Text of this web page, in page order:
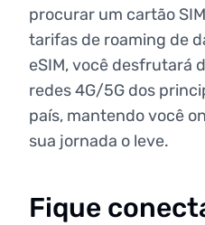
procurar um cartão
tarifas de roaming de
eSIM, você desfrutará
redes 4G/5G dos
país, mantendo você
sua jornada o leve.
Fique